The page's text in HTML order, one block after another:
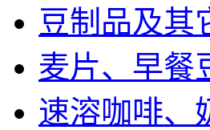
豆制品及其
麦片、早餐
速溶咖啡、